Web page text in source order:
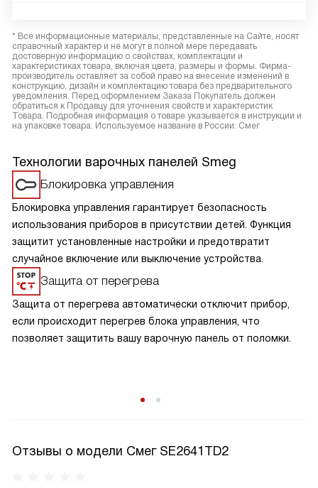
* Все информационные материалы, представленные на Сайте, носят
справочный характер и не могут в полной мере передавать
достоверную информацию о свойствах, комплектации и
характеристиках товара, включая цвета, размеры и формы. Фирма-
производитель оставляет за собой право на внесение изменений в
конструкцию, дизайн и комплектацию товара без предварительного
уведомления. Перед оформлением Заказа Покупатель должен
обратиться к Продавцу для уточнения свойств и характеристик
Товара. Подробная информация о товаре указывается в инструкции и
на упаковке товара. Используемое название в России: Смег
Технологии варочных панелей Smeg
Блокировка управления
Блокировка управления гарантирует безопасность
использования приборов в присутствии детей. Функция
защитит установленные настройки и предотвратит
случайное включение или выключение устройства.
Защита от перегрева
Защита от перегрева автоматически отключит прибор,
если происходит перегрев блока управления, что
позволяет защитить вашу варочную панель от поломки.
Отзывы о модели Смег SE2641TD2